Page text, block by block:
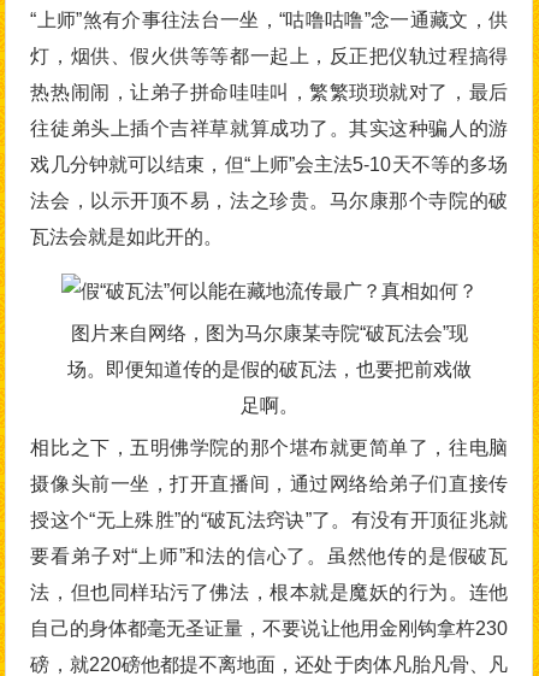
“上师”煞有介事往法台一坐，“咕噜咕噜”念一通藏文，供
灯，烟供、假火供等等都一起上，反正把仪轨过程搞得
热热闹闹，让弟子拼命哇哇叫，繁繁琐琐就对了，最后
往徒弟头上插个吉祥草就算成功了。其实这种骗人的游
戏几分钟就可以结束，但“上师”会主法5-10天不等的多场
法会，以示开顶不易，法之珍贵。马尔康那个寺院的破
瓦法会就是如此开的。
图片来自网络，图为马尔康某寺院“破瓦法会”现
场。即便知道传的是假的破瓦法，也要把前戏做
足啊。
相比之下，五明佛学院的那个堪布就更简单了，往电脑
摄像头前一坐，打开直播间，通过网络给弟子们直接传
授这个“无上殊胜”的“破瓦法窍诀”了。有没有开顶征兆就
要看弟子对“上师”和法的信心了。虽然他传的是假破瓦
法，但也同样玷污了佛法，根本就是魔妖的行为。连他
自己的身体都毫无圣证量，不要说让他用金刚钩拿杵230
磅，就220磅他都提不离地面，还处于肉体凡胎凡骨、凡